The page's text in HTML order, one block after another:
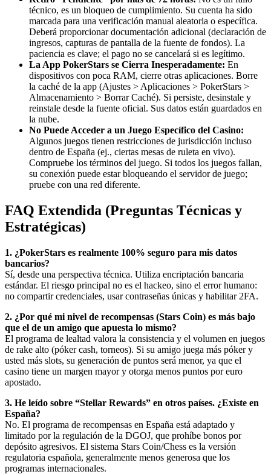
técnico, es un bloqueo de cumplimiento. Su cuenta ha sido
marcada para una verificación manual aleatoria o específica.
Deberá proporcionar documentación adicional (declaración de
ingresos, capturas de pantalla de la fuente de fondos). La
paciencia es clave; el pago no se cancelará si es legítimo.
La App PokerStars se Cierra Inesperadamente: En
dispositivos con poca RAM, cierre otras aplicaciones. Borre
la caché de la app (Ajustes > Aplicaciones > PokerStars >
Almacenamiento > Borrar Caché). Si persiste, desinstale y
reinstale desde la fuente oficial. Sus datos están guardados en
la nube.
No Puede Acceder a un Juego Específico del Casino:
Algunos juegos tienen restricciones de jurisdicción incluso
dentro de España (ej., ciertas mesas de ruleta en vivo).
Compruebe los términos del juego. Si todos los juegos fallan,
su conexión puede estar bloqueando el servidor de juego;
pruebe con una red diferente.
FAQ Extendida (Preguntas Técnicas y
Estratégicas)
1. ¿PokerStars es realmente 100% seguro para mis datos
bancarios?
Sí, desde una perspectiva técnica. Utiliza encriptación bancaria
estándar. El riesgo principal no es el hackeo, sino el error humano:
no compartir credenciales, usar contraseñas únicas y habilitar 2FA.
2. ¿Por qué mi nivel de recompensas (Stars Coin) es más bajo
que el de un amigo que apuesta lo mismo?
El programa de lealtad valora la consistencia y el volumen en juegos
de rake alto (póker cash, torneos). Si su amigo juega más póker y
usted más slots, su generación de puntos será menor, ya que el
casino tiene un margen mayor y otorga menos puntos por euro
apostado.
3. He leído sobre “Stellar Rewards” en otros países. ¿Existe en
España?
No. El programa de recompensas en España está adaptado y
limitado por la regulación de la DGOJ, que prohíbe bonos por
depósito agresivos. El sistema Stars Coin/Chess es la versión
regulatoria española, generalmente menos generosa que los
programas internacionales.